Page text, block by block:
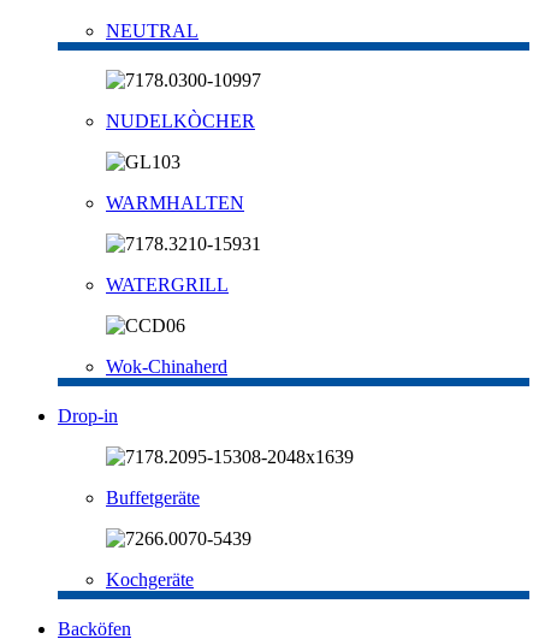
NEUTRAL
NUDELKÒCHER
WARMHALTEN
WATERGRILL
Wok-Chinaherd
Drop-in
Buffetgeräte
Kochgeräte
Backöfen